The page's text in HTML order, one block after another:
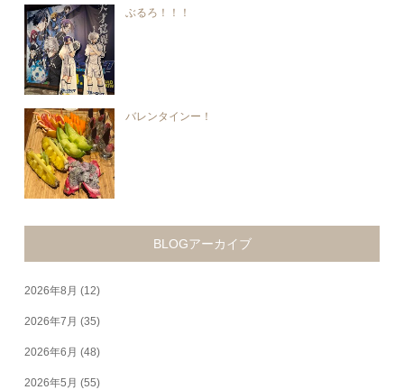
ぶるろ！！！
バレンタインー！
BLOGアーカイブ
2026年8月 (12)
2026年7月 (35)
2026年6月 (48)
2026年5月 (55)